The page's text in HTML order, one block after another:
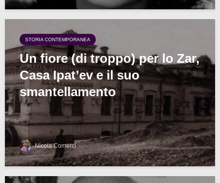
STORIA CONTEMPORANEA
Un fiore (di troppo) per lo Zar,
Casa Ipat’ev e il suo
smantellamento
Nicola Comerci